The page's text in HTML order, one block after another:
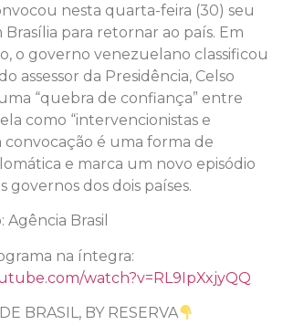
nesta quarta-feira (30) seu
para retornar ao país. Em
o governo venezuelano classificou
assessor da Presidência, Celso
“quebra de confiança” entre
como “intervencionistas e
convocação é uma forma de
e marca um novo episódio
governos dos dois países.
Brasil
na íntegra:
watch?v=RL9IpXxjyQQ
BRASIL, BY RESERVA